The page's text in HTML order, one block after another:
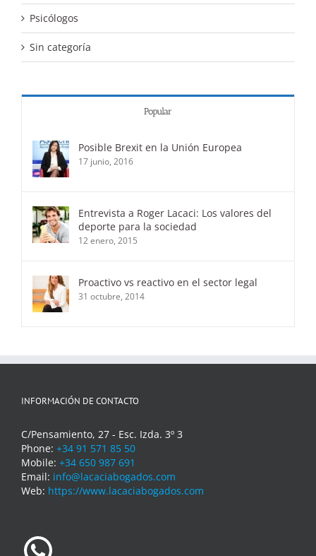
Psicólogos
Sin categoría
Popular
Posible Brexit en la Unión Europea
17 junio, 2016
Entrevista a Roger Lacaci: Los valores del
deporte para la sociedad
12 enero, 2015
Proactivo vs reactivo en el sector legal
31 octubre, 2014
INFORMACIÓN DE CONTACTO
C/Pensamiento, 27 - Esc. Izda. 3º 3
Phone: +34 91 571 85 50
Mobile: +34 650 987 691
Email: info@lacaciabogados.com
Web: https://www.lacaciabogados.com